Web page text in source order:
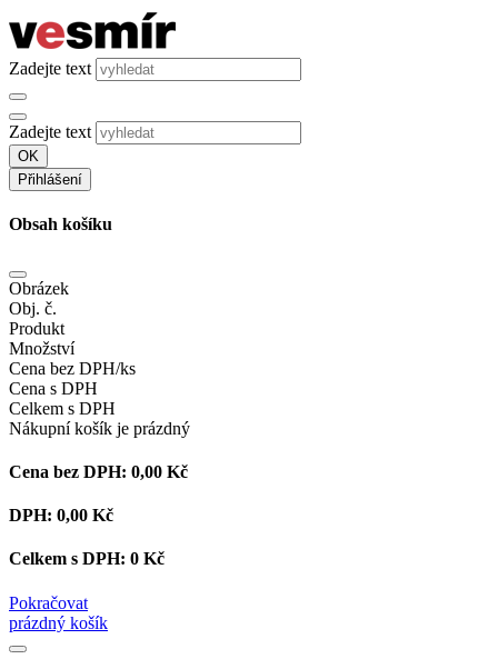
Zadejte text
Zadejte text
OK
Přihlášení
Obsah košíku
Obrázek
Obj. č.
Produkt
Množství
Cena bez DPH/ks
Cena s DPH
Celkem s DPH
Nákupní košík je prázdný
Cena bez DPH: 0,00 Kč
DPH: 0,00 Kč
Celkem s DPH: 0 Kč
Pokračovat
prázdný košík